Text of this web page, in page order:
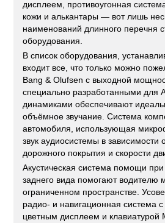
дисплеем, противоугонная
кожи и алькантары — вот лишь
наименований длинного перечня
оборудования.
В список оборудования,
входит все, что только можно
Bang & Olufsen с выходной
специально разработанными для
динамиками обеспечивают
объёмное звучание. Система
автомобиля, использующая
звук аудиосистемы в зависимости
дорожного покрытия и скорости
Акустическая система помощи
заднего вида помогают водителю
ограниченном пространстве.
радио- и навигационная система
цветным дисплеем и клавиатурой